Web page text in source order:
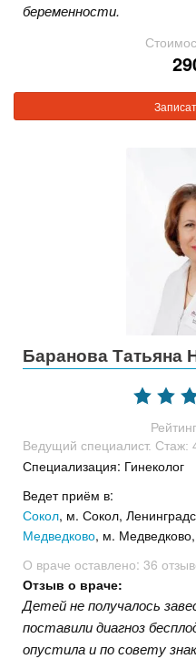
беременности.
Баранова Татьяна
Ведущий специалист. Стаж:
Специализация: Гинеколог
Ведет приём в:
Сокол, м. Сокол,
Медведково, м.
О враче оставлено: 36
Отзыв о враче:
Детей не получалось
поставили диагноз
опустила и по совету